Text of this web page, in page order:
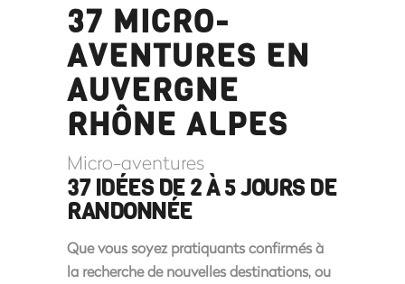
37 MICRO-
AVENTURES EN
AUVERGNE
RHÔNE ALPES
Micro-aventures
37 IDÉES DE 2 À 5 JOURS DE
RANDONNÉE
Que vous soyez pratiquants confirmés à
la recherche de nouvelles destinations, ou